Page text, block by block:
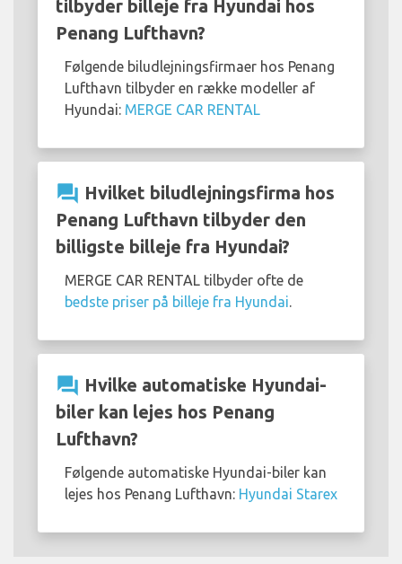
tilbyder billeje fra Hyundai hos
Penang Lufthavn?
Følgende biludlejningsfirmaer hos Penang
Lufthavn tilbyder en række modeller af
Hyundai: MERGE CAR RENTAL
question_answer Hvilket biludlejningsfirma hos
Penang Lufthavn tilbyder den
billigste billeje fra Hyundai?
MERGE CAR RENTAL tilbyder ofte de
bedste priser på billeje fra Hyundai
question_answer Hvilke automatiske Hyundai-
biler kan lejes hos Penang
Lufthavn?
Følgende automatiske Hyundai-biler kan
lejes hos Penang Lufthavn: Hyundai Starex